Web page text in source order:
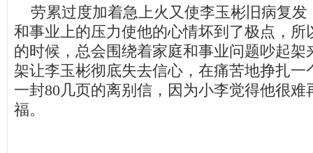
劳累过度加着急上火又使李玉彬旧病复发
和事业上的压力使他的心情坏到了极点，所
的时候，总会围绕着家庭和事业问题吵起架
架让李玉彬彻底失去信心，在痛苦地挣扎一
一封80几页的离别信，因为小李觉得他很难
福。